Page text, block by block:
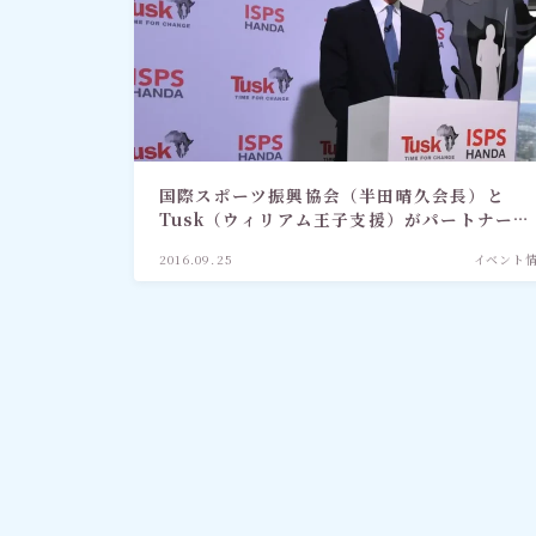
国際スポーツ振興協会（半田晴久会長）と
Tusk（ウィリアム王子支援）がパートナーシ
2016.09.25 イベント